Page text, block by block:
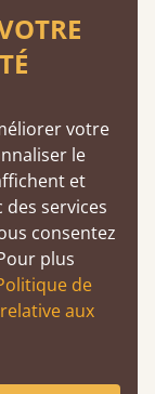
lors de notre
des
que nous
de nos
votre
le
et
services
consentez
plus
de
aux